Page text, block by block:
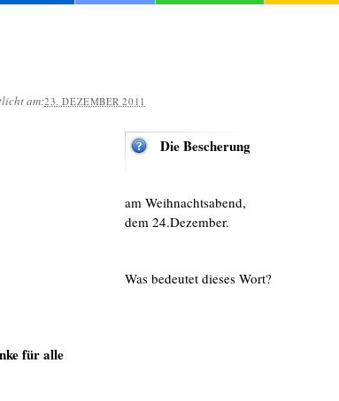
am:23. DEZEMBER 2011
Die Bescherung
am Weihnachtsabend,
dem 24.Dezember.
Was bedeutet dieses Wort?
für alle